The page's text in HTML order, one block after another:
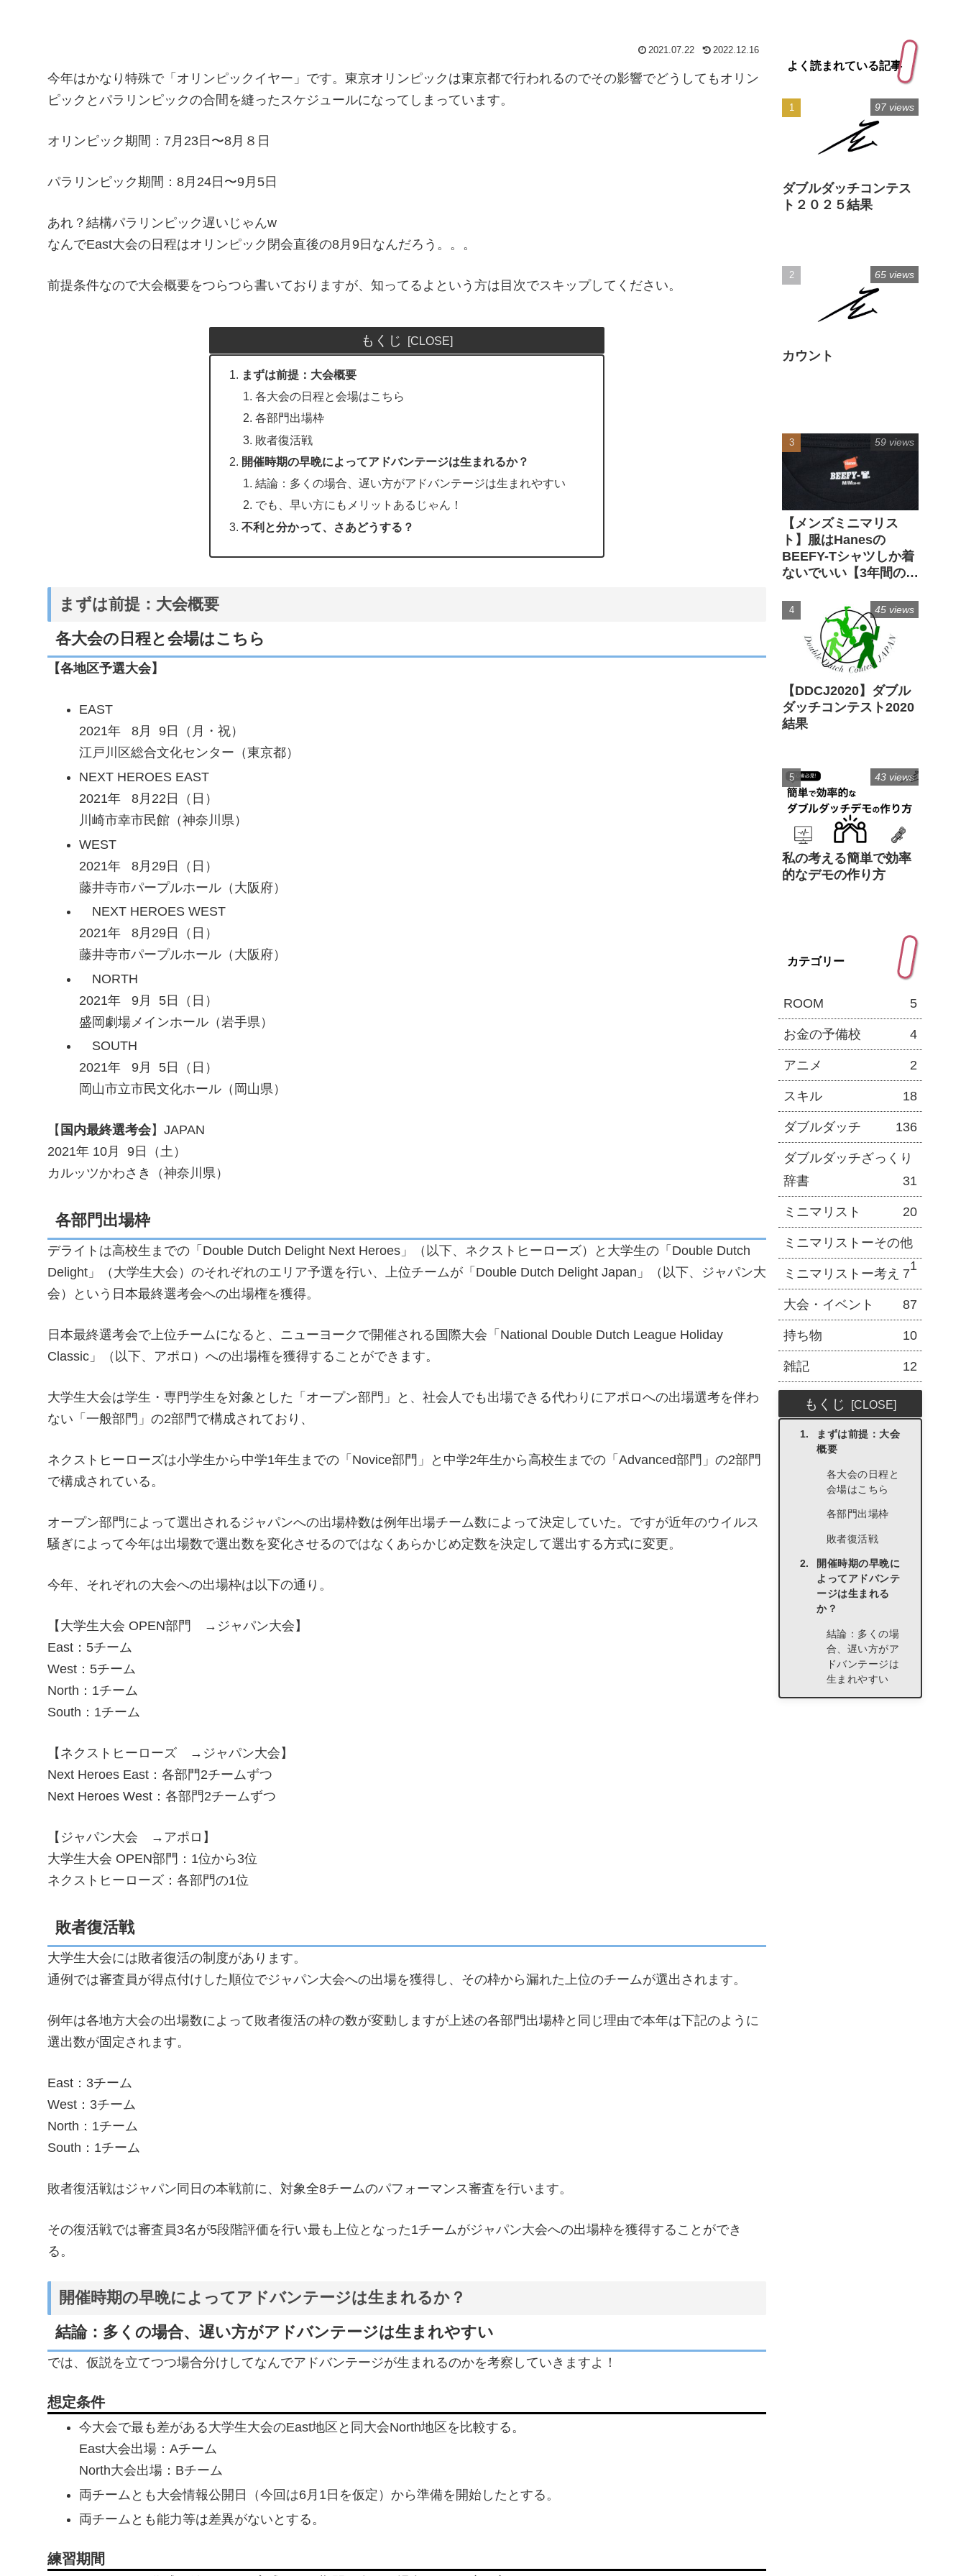
2021.07.22 2022.12.16
今年はかなり特殊で「オリンピックイヤー」です。東京オリンピックは東京都で行われるのでその影響でどうしてもオリン
ピックとパラリンピックの合間を縫ったスケジュールになってしまっています。
オリンピック期間：7月23日〜8月８日
パラリンピック期間：8月24日〜9月5日
あれ？結構パラリンピック遅いじゃんw
なんでEast大会の日程はオリンピック閉会直後の8月9日なんだろう。。。
前提条件なので大会概要をつらつら書いておりますが、知ってるよという方は目次でスキップしてください。
もくじ
まずは前提：大会概要
各大会の日程と会場はこちら
各部門出場枠
敗者復活戦
開催時期の早晩によってアドバンテージは生まれるか？
結論：多くの場合、遅い方がアドバンテージは生まれやすい
でも、早い方にもメリットあるじゃん！
不利と分かって、さあどうする？
まずは前提：大会概要
各大会の日程と会場はこちら
【各地区予選大会】
EAST
2021年 8月 9日（月・祝）
江戸川区総合文化センター（東京都）
NEXT HEROES EAST
2021年 8月22日（日）
川崎市幸市民館（神奈川県）
WEST
2021年 8月29日（日）
藤井寺市パープルホール（大阪府）
NEXT HEROES WEST
2021年 8月29日（日）
藤井寺市パープルホール（大阪府）
NORTH
2021年 9月 5日（日）
盛岡劇場メインホール（岩手県）
SOUTH
2021年 9月 5日（日）
岡山市立市民文化ホール（岡山県）
【 国内最終選考会】JAPAN
2021年 10月 9日（土）
カルッツかわさき（神奈川県）
各部門出場枠
デライトは高校生までの「Double Dutch Delight Next Heroes」（以下、ネクストヒーローズ）と大学生の「Double Dutch
Delight」（大学生大会）のそれぞれのエリア予選を行い、上位チームが「Double Dutch Delight Japan」（以下、ジャパン大
会）という日本最終選考会への出場権を獲得。
日本最終選考会で上位チームになると、ニューヨークで開催される国際大会「National Double Dutch League Holiday
Classic」（以下、アポロ）への出場権を獲得することができます。
大学生大会は学生・専門学生を対象とした「オープン部門」と、社会人でも出場できる代わりにアポロへの出場選考を伴わ
ない「一般部門」の2部門で構成されており、
ネクストヒーローズは小学生から中学1年生までの「Novice部門」と中学2年生から高校生までの「Advanced部門」の2部門
で構成されている。
オープン部門によって選出されるジャパンへの出場枠数は例年出場チーム数によって決定していた。ですが近年のウイルス
騒ぎによって今年は出場数で選出数を変化させるのではなくあらかじめ定数を決定して選出する方式に変更。
今年、それぞれの大会への出場枠は以下の通り。
【大学生大会 OPEN部門 →ジャパン大会】
East：5チーム
West：5チーム
North：1チーム
South：1チーム
【ネクストヒーローズ →ジャパン大会】
Next Heroes East：各部門2チームずつ
Next Heroes West：各部門2チームずつ
【ジャパン大会 →アポロ】
大学生大会 OPEN部門：1位から3位
ネクストヒーローズ：各部門の1位
敗者復活戦
大学生大会には敗者復活の制度があります。
通例では審査員が得点付けした順位でジャパン大会への出場を獲得し、その枠から漏れた上位のチームが選出されます。
例年は各地方大会の出場数によって敗者復活の枠の数が変動しますが上述の各部門出場枠と同じ理由で本年は下記のように
選出数が固定されます。
East：3チーム
West：3チーム
North：1チーム
South：1チーム
敗者復活戦はジャパン同日の本戦前に、対象全8チームのパフォーマンス審査を行います。
その復活戦では審査員3名が5段階評価を行い最も上位となった1チームがジャパン大会への出場枠を獲得することができ
る。
開催時期の早晩によってアドバンテージは生まれるか？
結論：多くの場合、遅い方がアドバンテージは生まれやすい
では、仮説を立てつつ場合分けしてなんでアドバンテージが生まれるのかを考察していきますよ！
想定条件
今大会で最も差がある大学生大会のEast地区と同大会North地区を比較する。
East大会出場：Aチーム
North大会出場：Bチーム
両チームとも大会情報公開日（今回は6月1日を仮定）から準備を開始したとする。
両チームとも能力等は差異がないとする。
練習期間
よく読まれている記事
ダブルダッチコンテス
ト２０２５結果
97 views
カウント
65 views
【メンズミニマリス
ト】服はHanesの
BEEFY-Tシャツしか着
ないでいい【3年間の実
59 views
【DDCJ2020】ダブル
ダッチコンテスト2020
結果
45 views
私の考える簡単で効率
的なデモの作り方
43 views
カテゴリー
ROOM 5
お金の予備校 4
アニメ 2
スキル 18
ダブルダッチ 136
ダブルダッチざっくり
辞書
31
ミニマリスト 20
ミニマリストーその他
1
ミニマリストー考え 7
大会・イベント 87
持ち物 10
雑記 12
もくじ
まずは前提：大会
概要
各大会の日程と
会場はこちら
各部門出場枠
敗者復活戦
開催時期の早晩に
よってアドバンテ
ージは生まれる
か？
結論：多くの場
合、遅い方がア
ドバンテージは
生まれやすい